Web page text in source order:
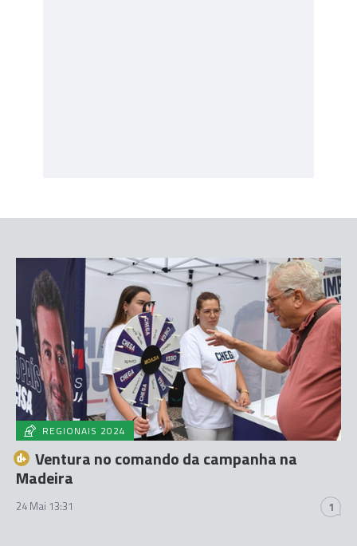
REGIONAIS 2024
Ventura no comando da campanha na
Madeira
24 Mai 13:31 1